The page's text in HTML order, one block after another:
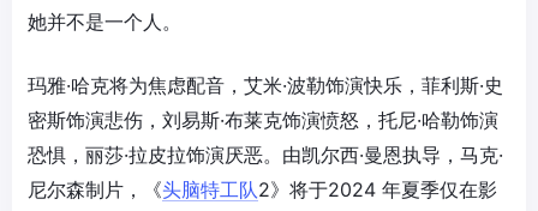
她并不是一个人。
玛雅·哈克将为焦虑配音，艾米·波勒饰演快乐，菲利斯·史
密斯饰演悲伤，刘易斯·布莱克饰演愤怒，托尼·哈勒饰演
恐惧，丽莎·拉皮拉饰演厌恶。由凯尔西·曼恩执导，马克·
尼尔森制片，《头脑特工队2》将于2024 年夏季仅在影